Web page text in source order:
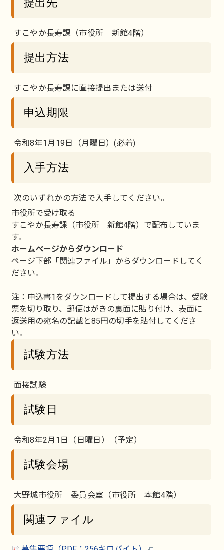
提出先
すこやか長寿課（市役所 新館4階）
提出方法
すこやか長寿課に直接提出または送付
申込期限
令和8年1月19日（月曜日）(必着)
入手方法
次のいずれかの方法で入手してください。
市役所で受け取る
すこやか長寿課（市役所 新館4階）で配布していま
す。
ホームページからダウンロード
ページ下部「関連ファイル」からダウンロードしてく
ださい。
注：申込書1をダウンロードして提出する場合は、受験
票を切り取り、郵便はがきの裏面に貼り付け、表面に
返送用の宛名の記載と85円の切手を貼付してくださ
い。
試験方法
面接試験
試験日
令和8年2月1日（日曜日）（予定）
試験会場
大野城市役所 委員会室（市役所 本館4階）
関連ファイル